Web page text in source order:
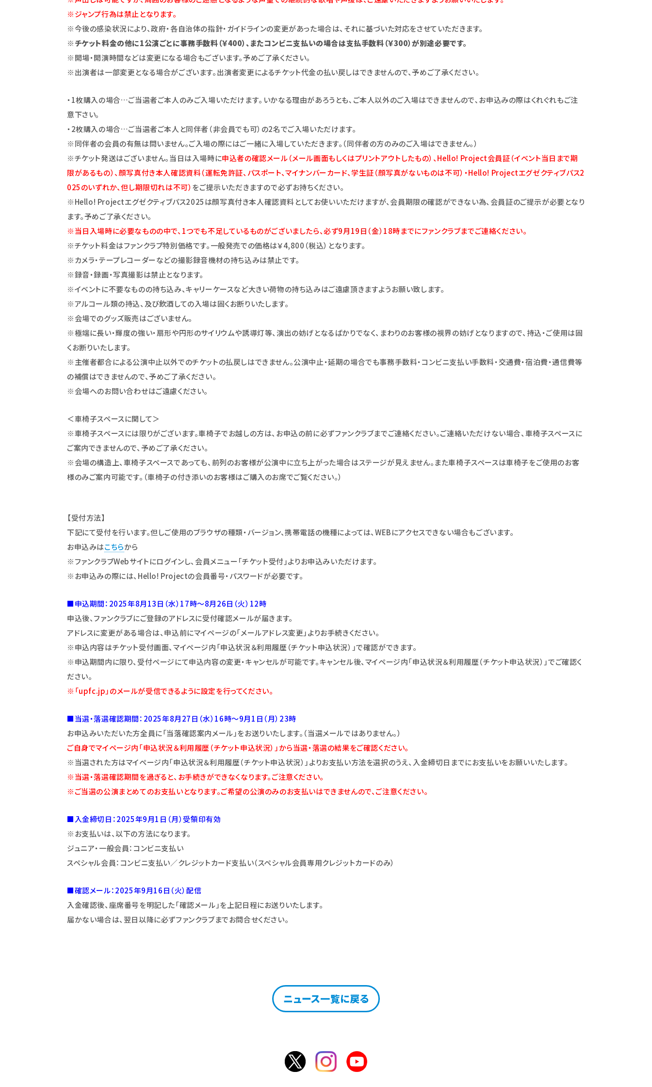
※ジャンプ行為は禁止となります。
※今後の感染状況により、政府・各自治体の指針・ガイドラインの変更があった場合は、それに基づいた対応をさせていただきます。
※チケット料金の他に1公演ごとに事務手数料（￥400）、またコンビニ支払いの場合は支払手数料（￥300）が別途必要です。
※開場・開演時間などは変更になる場合もございます。予めご了承ください。
※出演者は一部変更となる場合がございます。出演者変更によるチケット代金の払い戻しはできませんので、予めご了承ください。
・1枚購入の場合…ご当選者ご本人のみご入場いただけます｡いかなる理由があろうとも､ご本人以外のご入場はできませんので､お申込みの際はくれぐれもご注
意下さい｡
・2枚購入の場合…ご当選者ご本人と同伴者（非会員でも可）の2名でご入場いただけます。
※同伴者の会員の有無は問いません。ご入場の際にはご一緒に入場していただきます。（同伴者の方のみのご入場はできません。）
※チケット発送はございません。当日は入場時に申込者の確認メール（メール画面もしくはプリントアウトしたもの）、Hello! Project会員証（イベント当日まで期
限があるもの）、顔写真付き本人確認資料（運転免許証、パスポート、マイナンバーカード、学生証（顔写真がないものは不可）・Hello! Projectエグゼクティブパス2
025のいずれか、但し期限切れは不可） をご提示いただきますので必ずお持ちください。
※Hello! Projectエグゼクティブパス2025は顔写真付き本人確認資料としてお使いいただけますが、会員期限の確認ができない為、会員証のご提示が必要となり
ます。予めご了承ください。
※当日入場時に必要なものの中で、1つでも不足しているものがございましたら、必ず9月19日（金）18時までにファンクラブまでご連絡ください。
※チケット料金はファンクラブ特別価格です。一般発売での価格は￥4,800（税込）となります。
※カメラ・テープレコーダーなどの撮影録音機材の持ち込みは禁止です。
※録音・録画・写真撮影は禁止となります。
※イベントに不要なものの持ち込み、キャリーケースなど大きい荷物の持ち込みはご遠慮頂きますようお願い致します。
※アルコール類の持込、及び飲酒しての入場は固くお断りいたします。
※会場でのグッズ販売はございません。
※極端に長い・輝度の強い・扇形や円形のサイリウムや誘導灯等、演出の妨げとなるばかりでなく、まわりのお客様の視界の妨げとなりますので、持込・ご使用は固
くお断りいたします。
※主催者都合による公演中止以外でのチケットの払戻しはできません。公演中止・延期の場合でも事務手数料・コンビニ支払い手数料・交通費・宿泊費・通信費等
の補償はできませんので、予めご了承ください。
※会場へのお問い合わせはご遠慮ください。
＜車椅子スペースに関して＞
※車椅子スペースには限りがございます。車椅子でお越しの方は、お申込の前に必ずファンクラブまでご連絡ください。ご連絡いただけない場合、車椅子スペースに
ご案内できませんので、予めご了承ください。
※会場の構造上、車椅子スペースであっても、前列のお客様が公演中に立ち上がった場合はステージが見えません。また車椅子スペースは車椅子をご使用のお客
様のみご案内可能です。（車椅子の付き添いのお客様はご購入のお席でご覧ください。）
【受付方法】
下記にて受付を行います。但しご使用のブラウザの種類・バージョン、携帯電話の機種によっては、WEBにアクセスできない場合もございます。
お申込みはこちらから
※ファンクラブWebサイトにログインし、会員メニュー｢チケット受付｣よりお申込みいただけます。
※お申込みの際には、Hello! Projectの会員番号・パスワードが必要です。
■申込期間：2025年8月13日（水）17時～8月26日（火）12時
申込後、ファンクラブにご登録のアドレスに受付確認メールが届きます。
アドレスに変更がある場合は、申込前にマイページの「メールアドレス変更」よりお手続きください。
※申込内容はチケット受付画面、マイページ内「申込状況＆利用履歴（チケット申込状況）」で確認ができます。
※申込期間内に限り、受付ページにて申込内容の変更・キャンセルが可能です。キャンセル後、マイページ内「申込状況＆利用履歴（チケット申込状況）」でご確認く
ださい。
※「upfc.jp」のメールが受信できるように設定を行ってください。
■当選・落選確認期間：2025年8月27日（水）16時～9月1日（月）23時
お申込みいただいた方全員に「当落確認案内メール」をお送りいたします。（当選メールではありません。）
ご自身でマイページ内「申込状況＆利用履歴（チケット申込状況）」から当選・落選の結果をご確認ください。
※当選された方はマイページ内「申込状況＆利用履歴（チケット申込状況）」よりお支払い方法を選択のうえ、入金締切日までにお支払いをお願いいたします。
※当選・落選確認期間を過ぎると、お手続きができなくなります。ご注意ください。
※ご当選の公演まとめてのお支払いとなります。ご希望の公演のみのお支払いはできませんので、ご注意ください。
■入金締切日：2025年9月1日（月） 受領印有効
※お支払いは、以下の方法になります。
ジュニア・一般会員：コンビニ支払い
スペシャル会員：コンビニ支払い／クレジットカード支払い（スペシャル会員専用クレジットカードのみ）
■確認メール：2025年9月16日（火）配信
入金確認後、座席番号を明記した「確認メール」を上記日程にお送りいたします。
届かない場合は、翌日以降に必ずファンクラブまでお問合せください。
ニュース一覧に戻る